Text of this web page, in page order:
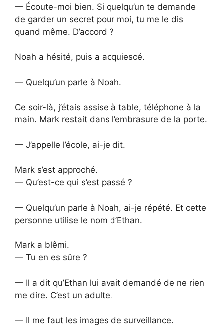
— Écoute-moi bien. Si quelqu’un te demande
de garder un secret pour moi, tu me le dis
quand même. D’accord ?
Noah a hésité, puis a acquiescé.
— Quelqu’un parle à Noah.
Ce soir-là, j’étais assise à table, téléphone à la
main. Mark restait dans l’embrasure de la porte.
— J’appelle l’école, ai-je dit.
Mark s’est approché.
— Qu’est-ce qui s’est passé ?
— Quelqu’un parle à Noah, ai-je répété. Et cette
personne utilise le nom d’Ethan.
Mark a blêmi.
— Tu en es sûre ?
— Il a dit qu’Ethan lui avait demandé de ne rien
me dire. C’est un adulte.
— Il me faut les images de surveillance.